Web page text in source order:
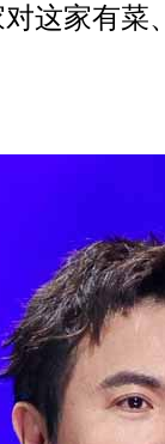
这家有菜